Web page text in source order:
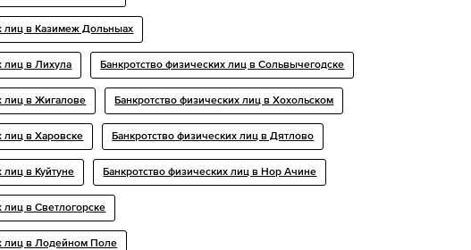
лиц в Казимеж Дольныах
лиц в Лихула Банкротство физических лиц в Сольвычегодске
лиц в Жигалове Банкротство физических лиц в Хохольском
лиц в Харовске Банкротство физических лиц в Дятлово
лиц в Куйтуне Банкротство физических лиц в Нор Ачине
лиц в Светлогорске
лиц в Лодейном Поле